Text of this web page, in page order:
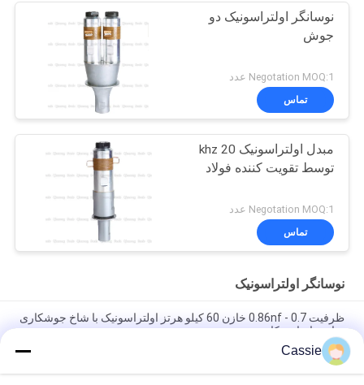
نوسانگر اولتراسونیک دو
جوش
Negotation MOQ:1 عدد
تماس
مبدل اولتراسونیک 20 khz
توسط تقویت کننده فولاد
Negotation MOQ:1 عدد
تماس
نوسانگر اولتراسونیک
ظرفیت 0.7 - 0.86nf خازن 60 کیلو هرتز اولتراسونیک با شاخ جوشکاری
برای جاسازی کارت
تهیه تجهیزات اولتراسونیک لازم جهت ماسک با آب بندی مبدل سرامیکی
20 کیلوهرتز
Cassie